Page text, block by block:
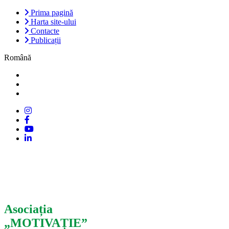
Prima pagină
Harta site-ului
Contacte
Publicații
Română
Asociația
„MOTIVAȚIE”